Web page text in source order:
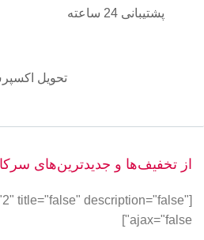
پشتیبانی 24 ساعته
تحویل
از تخفیف‌ها و جدیدترین‌های
title="false" description="false"
ajax="false"]